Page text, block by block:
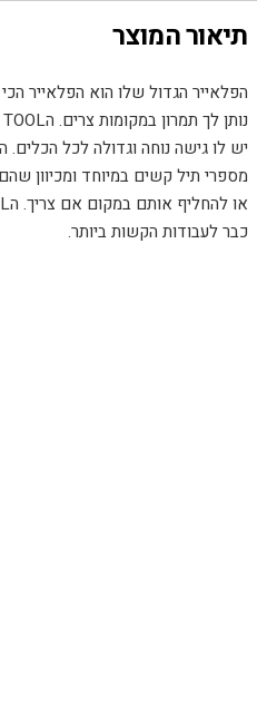
תיאור המוצר
הפלאייר הגדול שלו הוא הפלאייר
יש לו גישה נוחה וגדולה לכל
מספרי תיל קשים במיוחד ומכיוון
כבר לעבודות הקשות ביותר.